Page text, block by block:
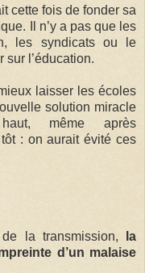
cette fois de fonder sa
Il n’y a pas que les
les syndicats ou le
sur l’éducation.
laisser les écoles
solution miracle
même après
: on aurait évité ces
la transmission,
la
d’un malaise